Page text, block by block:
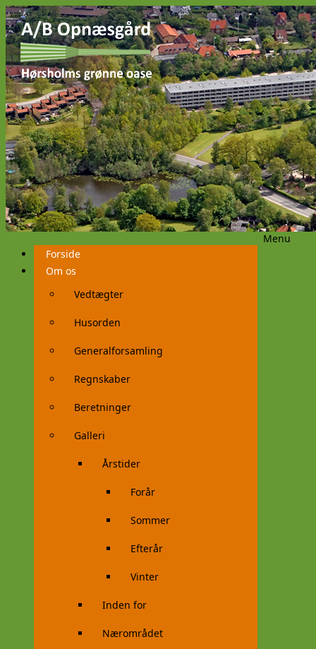
Menu
Videre
til
indhold
Forside
Om os
Vedtægter
Husorden
Generalforsamling
Regnskaber
Beretninger
Galleri
Årstider
Forår
Sommer
Efterår
Vinter
Inden for
Nærområdet